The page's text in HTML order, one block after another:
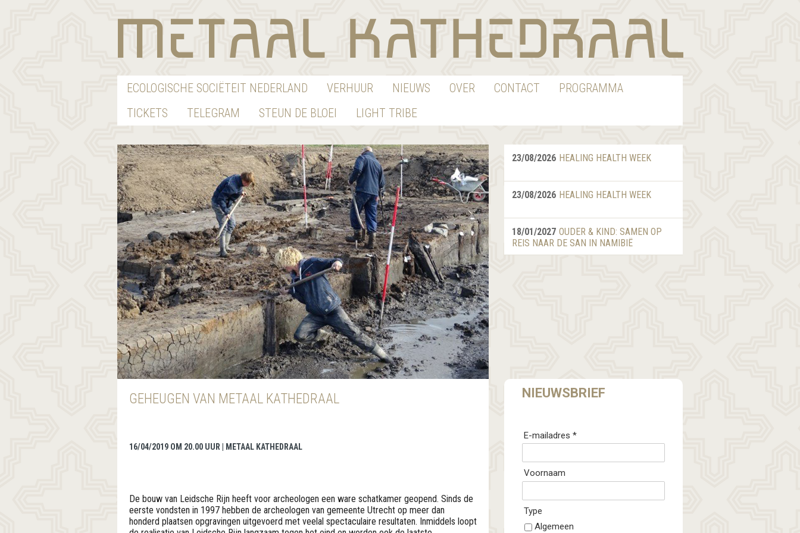
ECOLOGISCHE SOCIËTEIT NEDERLAND VERHUUR NIEUWS OVER CONTACT
PROGRAMMA
TICKETS
TELEGRAM STEUN DE BLOEI LIGHT TRIBE
GEHEUGEN VAN METAAL KATHEDRAAL
16/04/2019 OM 20.00 UUR | METAAL KATHEDRAAL
De bouw van Leidsche Rijn heeft voor archeologen een ware schatkamer geopend. Sinds de
eerste vondsten in 1997 hebben de archeologen van gemeente Utrecht op meer dan
honderd plaatsen opgravingen uitgevoerd met veelal spectaculaire resultaten. Inmiddels loopt
23/08/2026 HEALING HEALTH WEEK
23/08/2026 HEALING HEALTH WEEK
18/01/2027 OUDER & KIND: SAMEN OP
REIS NAAR DE SAN IN NAMIBIË
NIEUWSBRIEF
E-mailadres *
Voornaam
Type
Algemeen